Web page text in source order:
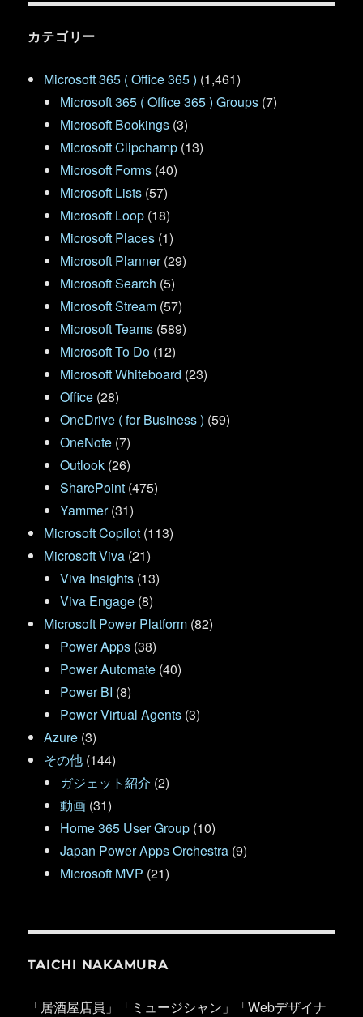
カテゴリー
Microsoft 365 ( Office 365 ) (1,461)
Microsoft 365 ( Office 365 ) Groups (7)
Microsoft Bookings (3)
Microsoft Clipchamp (13)
Microsoft Forms (40)
Microsoft Lists (57)
Microsoft Loop (18)
Microsoft Places (1)
Microsoft Planner(29)
Microsoft Search (5)
Microsoft Stream (57)
Microsoft Teams (589)
Microsoft To Do (12)
Microsoft Whiteboard (23)
Office (28)
OneDrive ( for Business ) (59)
OneNote (7)
Outlook (26)
SharePoint (475)
Yammer(31)
Microsoft Copilot (113)
Microsoft Viva (21)
Viva Insights (13)
Viva Engage (8)
Microsoft Power Platform (82)
Power Apps (38)
Power Automate (40)
Power BI (8)
Power Virtual Agents (3)
Azure (3)
その他 (144)
ガジェット紹介 (2)
動画 (31)
Home 365 User Group (10)
Japan Power Apps Orchestra (9)
Microsoft MVP (21)
TAICHI NAKAMURA
「居酒屋店員」「ミュージシャン」「Webデザイナ